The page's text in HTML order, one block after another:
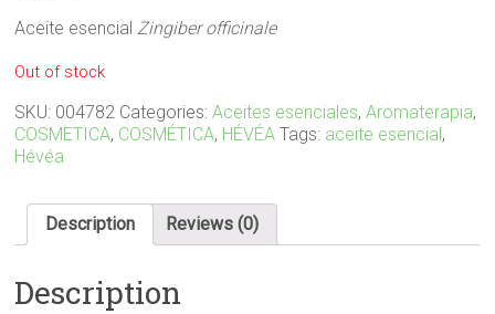
Aceite esencialZingiber officinale
Out of stock
SKU: 004782 Categories:Aceites esenciales,Aromaterapia,
COSMETICA, COSMÉTICA, HÉVÉA Tags: aceite esencial,
Hévéa
Description Reviews (0)
Description